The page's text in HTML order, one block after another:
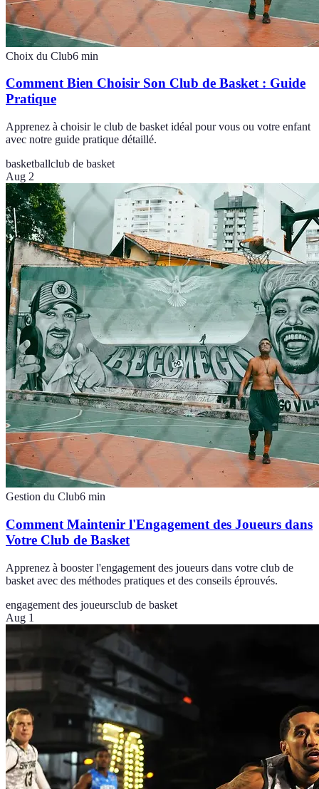
Choix du Club6 min
Comment Bien Choisir Son Club de Basket : Guide
Pratique
Apprenez à choisir le club de basket idéal pour vous ou votre enfant
avec notre guide pratique détaillé.
basketballclub de basket
Aug 2
Gestion du Club6 min
Comment Maintenir l'Engagement des Joueurs dans
Votre Club de Basket
Apprenez à booster l'engagement des joueurs dans votre club de
basket avec des méthodes pratiques et des conseils éprouvés.
engagement des joueursclub de basket
Aug 1